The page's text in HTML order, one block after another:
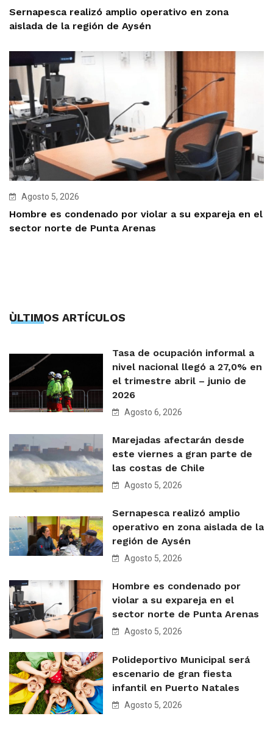
Sernapesca realizó amplio operativo en zona
aislada de la región de Aysén
Agosto 5, 2026
Hombre es condenado por violar a su expareja en el
sector norte de Punta Arenas
ÙLTIMOS ARTÍCULOS
Tasa de ocupación informal a
nivel nacional llegó a 27,0% en
el trimestre abril – junio de
2026
Agosto 6, 2026
Marejadas afectarán desde
este viernes a gran parte de
las costas de Chile
Agosto 5, 2026
Sernapesca realizó amplio
operativo en zona aislada de la
región de Aysén
Agosto 5, 2026
Hombre es condenado por
violar a su expareja en el
sector norte de Punta Arenas
Agosto 5, 2026
Polideportivo Municipal será
escenario de gran fiesta
infantil en Puerto Natales
Agosto 5, 2026